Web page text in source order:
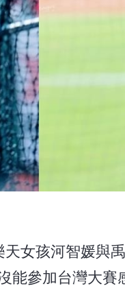
女孩河智媛與
能參加台灣大